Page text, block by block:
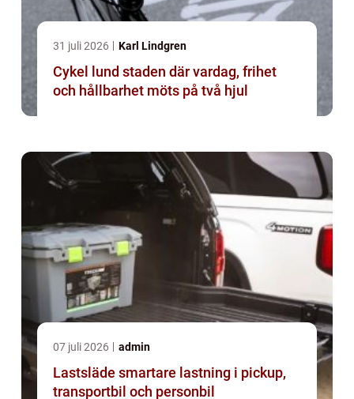
31 juli 2026 Karl Lindgren
Cykel lund staden där vardag, frihet
och hållbarhet möts på två hjul
07 juli 2026 admin
Lastsläde smartare lastning i pickup,
transportbil och personbil